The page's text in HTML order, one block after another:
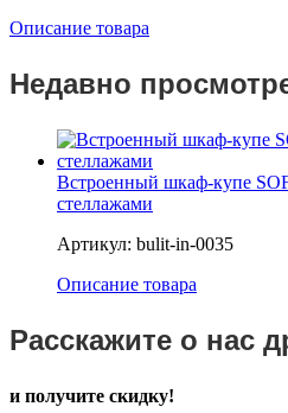
Описание товара
Недавно
Встроенный шкаф-купе
стеллажами
Артикул: bulit-in-0035
Описание товара
Расскажите о нас
и получите скидку!